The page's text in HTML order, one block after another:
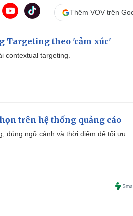
Thêm VOV trên
Targeting theo 'cảm xúc'
contextual targeting.
trên hệ thống quảng cáo
đúng ngữ cảnh và thời điểm để tối ưu.